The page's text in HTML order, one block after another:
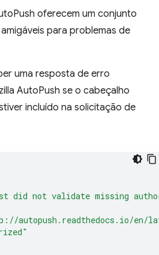
oferecem um conjunto
para problemas de
uma resposta de erro
AutoPush se o cabeçalho
incluído na solicitação de
did not validate missing
autopush.readthedocs.io/en/